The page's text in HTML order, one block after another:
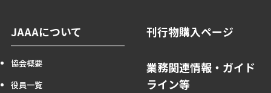
JAAAについて
協会概要
役員一覧
刊行物購入ページ
業務関連情報・ガイド
ライン等